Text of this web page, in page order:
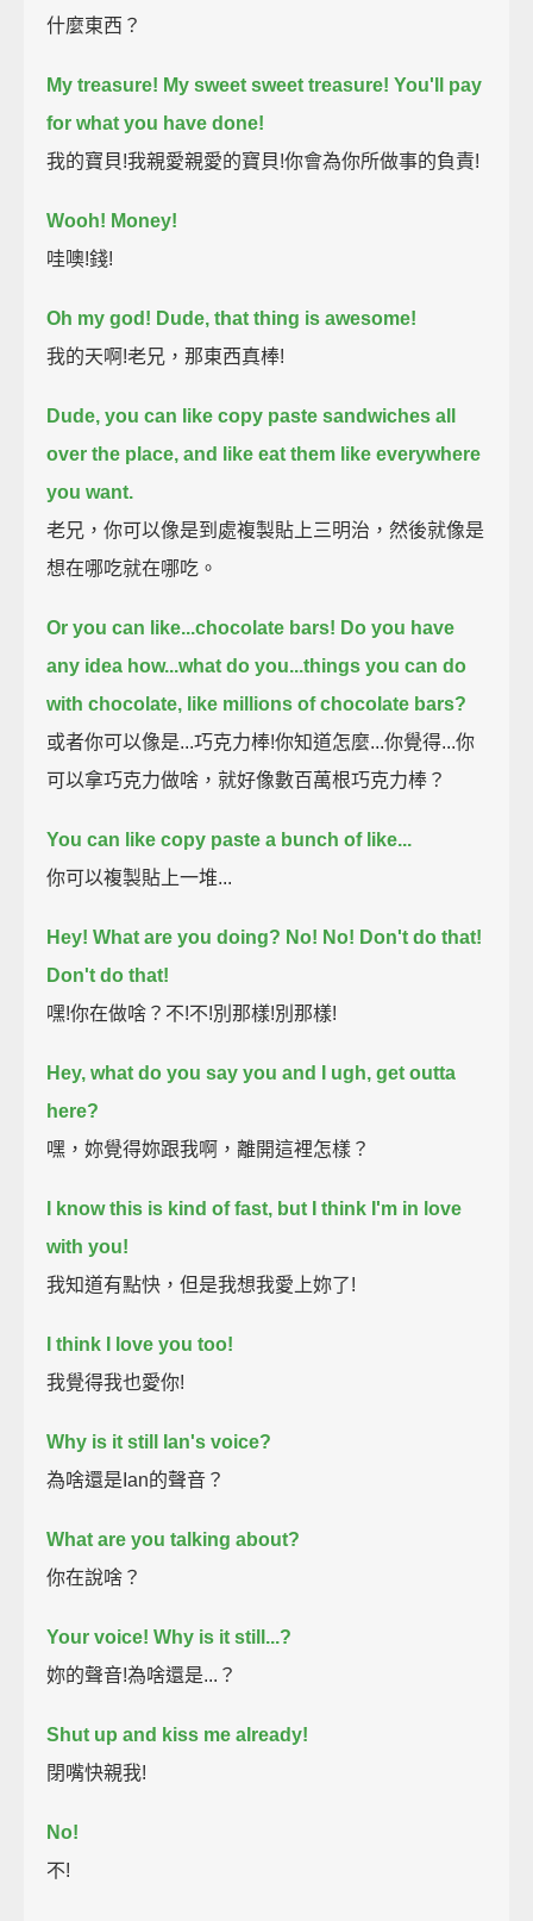
什麼東西？
My treasure! My sweet sweet treasure! You'll pay
for what you have done!
我的寶貝!我親愛親愛的寶貝!你會為你所做事的負責!
Wooh! Money!
哇噢!錢!
Oh my god! Dude, that thing is awesome!
我的天啊!老兄，那東西真棒!
Dude, you can like copy paste sandwiches all
over the place, and like eat them like everywhere
you want.
老兄，你可以像是到處複製貼上三明治，然後就像是
想在哪吃就在哪吃。
Or you can like...chocolate bars! Do you have
any idea how...what do you...things you can do
with chocolate, like millions of chocolate bars?
或者你可以像是...巧克力棒!你知道怎麼...你覺得...你
可以拿巧克力做啥，就好像數百萬根巧克力棒？
You can like copy paste a bunch of like...
你可以複製貼上一堆...
Hey! What are you doing? No! No! Don't do that!
Don't do that!
嘿!你在做啥？不!不!別那樣!別那樣!
Hey, what do you say you and I ugh, get outta
here?
嘿，妳覺得妳跟我啊，離開這裡怎樣？
I know this is kind of fast, but I think I'm in love
with you!
我知道有點快，但是我想我愛上妳了!
I think I love you too!
我覺得我也愛你!
Why is it still Ian's voice?
為啥還是Ian的聲音？
What are you talking about?
你在說啥？
Your voice! Why is it still...?
妳的聲音!為啥還是...？
Shut up and kiss me already!
閉嘴快親我!
No!
不!